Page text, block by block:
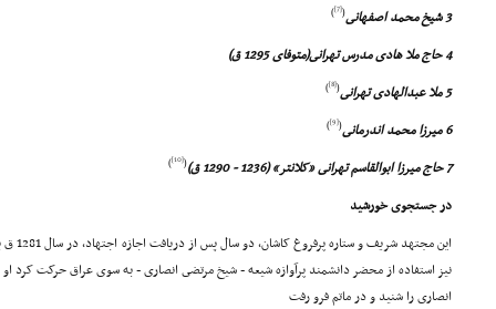
3 شیخ محمد اصفهانى
(
[7]
)
4 حاج ملا هادى مدرس تهرانى(متوفاى 1295 ق)
5 ملا عبدالهادى تهرانى
(
[8]
)
6 میرزا محمد اندرمانى (
[9]
)
7 حاج میرزا ابوالقاسم تهرانى «کلانتر» (1236 - 1290 ق) (
[10]
)
در جستجوى خورشید
این
نیز استفاده از محضر دانشمند پرآوازه شیعه - شیخ مرتضى انصارى - به سوى عراق حرکت کرد
انصارى را شنید و در ماتم فرو رفت